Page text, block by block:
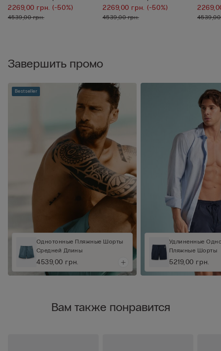
2269,00 грн.(-50%)
4539,00 грн.
2269,00 грн.(-50%)
4539,00 грн.
Завершить промо
Bestseller
Однотонные Пляжные Шорты
Средней Длины
4539,00 грн.
Удлиненные
Пляжные Шорты
5219,00 грн.
Вам также понравится